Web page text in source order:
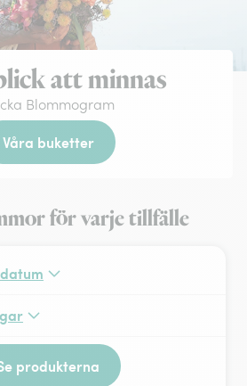
att minnas
Blommogram
Våra buketter
för varje tillfälle
produkterna